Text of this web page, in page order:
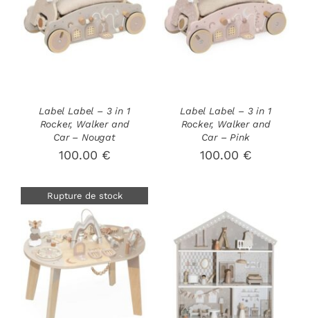
DÉTAILS
Label Label – 3 in 1
Rocker, Walker and
Car – Nougat
100.00 €
DÉTAILS
Label Label – 3 in 1
Rocker, Walker and
Car – Pink
100.00 €
Rupture de stock
DÉTAILS
AJOUTER AU
PANIER
/
DÉTAILS